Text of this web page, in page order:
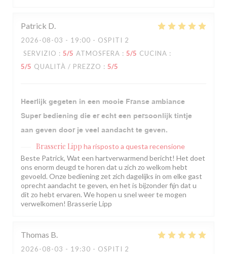
Patrick D
2026-08-03 - 19:00 - OSPITI 2
SERVIZIO : 5/5 ATMOSFERA : 5/5 CUCINA :
5/5 QUALITÀ / PREZZO : 5/5
Heerlijk gegeten in een mooie Franse ambiance
Super bediening die er echt een persoonlijk tintje
aan geven door je veel aandacht te geven.
Brasserie Lipp ha risposto a questa recensione
Beste Patrick, Wat een hartverwarmend bericht! Het doet
ons enorm deugd te horen dat u zich zo welkom hebt
gevoeld. Onze bediening zet zich dagelijks in om elke gast
oprecht aandacht te geven, en het is bijzonder fijn dat u
dit zo hebt ervaren. We hopen u snel weer te mogen
verwelkomen! Brasserie Lipp
Thomas B
2026-08-03 - 19:30 - OSPITI 2